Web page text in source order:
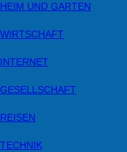
HEIM UND GARTEN
WIRTSCHAFT
INTERNET
GESELLSCHAFT
REISEN
TECHNIK